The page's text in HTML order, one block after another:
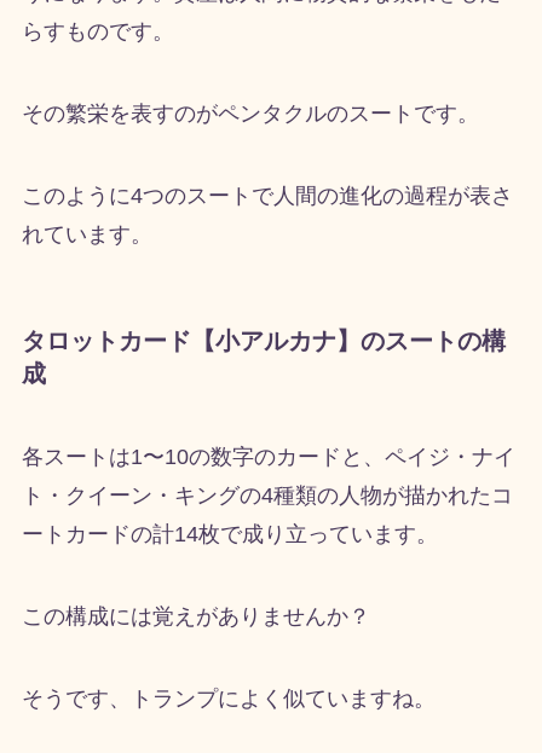
らすものです。
その繁栄を表すのがペンタクルのスートです。
このように4つのスートで人間の進化の過程が表さ
れています。
タロットカード【小アルカナ】のスートの構
成
各スートは1〜10の数字のカードと、ペイジ・ナイ
ト・クイーン・キングの4種類の人物が描かれたコ
ートカードの計14枚で成り立っています。
この構成には覚えがありませんか？
そうです、トランプによく似ていますね。